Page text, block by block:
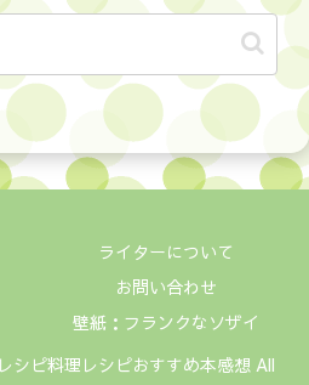
ライターについて
お問い合わせ
壁紙：フランクなソザイ
ピ料理レシピおすすめ本感想 All